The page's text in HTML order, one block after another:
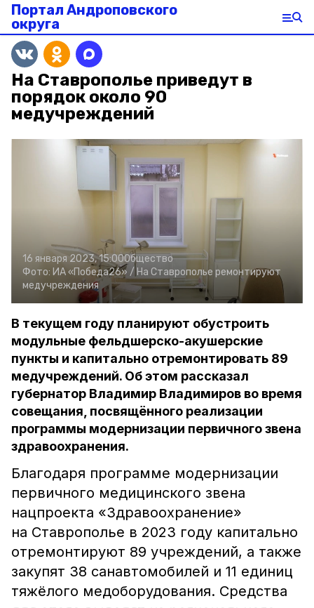
Портал Андроповского
округа
На Ставрополье приведут в
порядок около 90
медучреждений
16 января 2023, 15:00Общество
Фото: ИА «Победа26» / На Ставрополье ремонтируют
медучреждения
В текущем году планируют обустроить
модульные фельдшерско-акушерские
пункты и капитально отремонтировать 89
медучреждений. Об этом рассказал
губернатор Владимир Владимиров во время
совещания, посвящённого реализации
программы модернизации первичного звена
здравоохранения.
Благодаря программе модернизации
первичного медицинского звена
нацпроекта «Здравоохранение»
на Ставрополье в 2023 году капитально
отремонтируют 89 учреждений, а также
закупят 38 санавтомобилей и 11 единиц
тяжёлого медоборудования. Средства